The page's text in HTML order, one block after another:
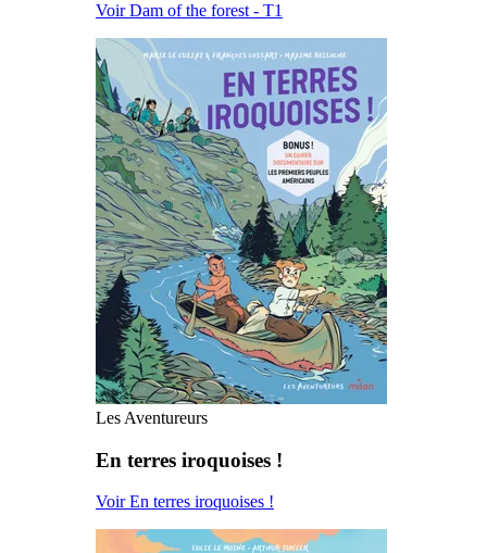
Voir Dam of the forest - T1
Les Aventureurs
En terres iroquoises !
Voir En terres iroquoises !